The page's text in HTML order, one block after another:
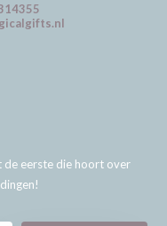
de eerste die hoort over